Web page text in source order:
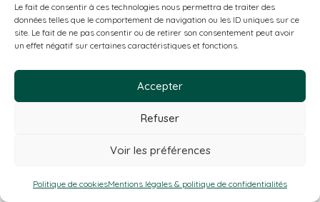
Le fait de consentir à ces technologies nous permettra de traiter des
données telles que le comportement de navigation ou les ID uniques sur ce
site. Le fait de ne pas consentir ou de retirer son consentement peut avoir
un effet négatif sur certaines caractéristiques et fonctions.
Accepter
Refuser
Voir les préférences
Politique de cookiesMentions légales & politique de confidentialités
Instagram
Facebook
Réalisé par PRISMpowered byLifeware srl